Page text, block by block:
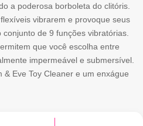
a poderosa borboleta do clitóris.
vibrarem e provoque seus
de 9 funções vibratórias.
que você escolha entre
impermeável e submersível.
& Eve Toy Cleaner e um enxágue